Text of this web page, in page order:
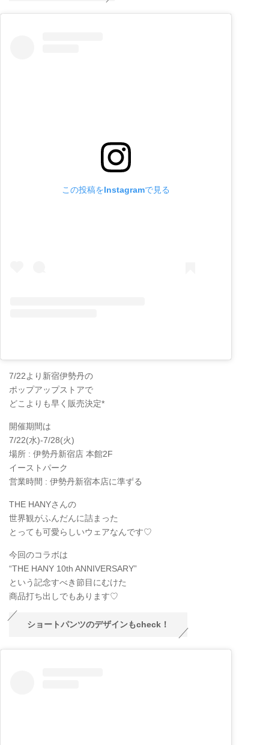
この投稿をInstagramで見る
7/22より新宿伊勢丹の
ポップアップストアで
どこよりも早く販売決定*
開催期間は
7/22(水)-7/28(火)
場所 : 伊勢丹新宿店 本館2F
イーストパーク
営業時間 : 伊勢丹新宿本店に準ずる
THE HANYさんの
世界観がふんだんに詰まった
とっても可愛らしいウェアなんです♡
今回のコラボは
“THE HANY 10th ANNIVERSARY”
という記念すべき節目にむけた
商品打ち出しでもあります♡
ショートパンツのデザインもcheck！